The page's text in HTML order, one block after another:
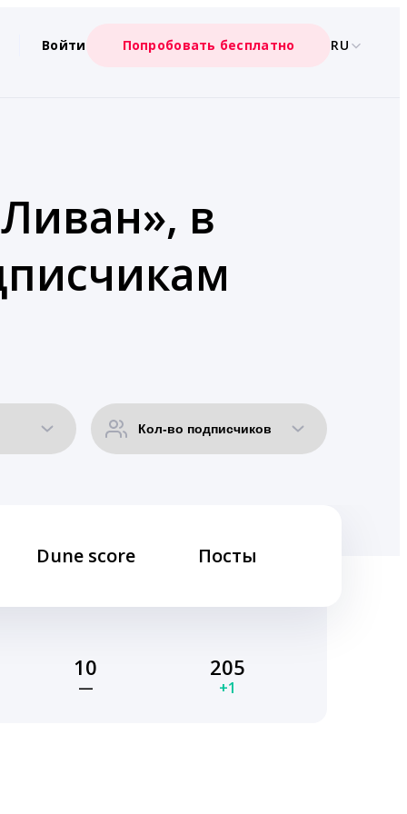
Войти Попробовать бесплатно RU
в
Dune score Посты
10
—
205
+1